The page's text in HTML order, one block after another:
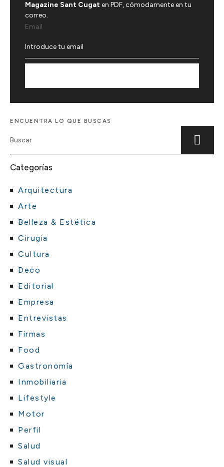
Magazine Sant Cugaten PDF, cómodamente en tu
correo.
Email
ENCUENTRA LO QUE BUSCAS
Categorías
Arquitectura
Arte
Belleza & Estética
Cirugia
Cultura
Deco
Editorial
Empresa
Entrevistas
Firmas
Food
Gastronomía
Inmobiliaria
Lifestyle
Motor
Perfil
Salud
Salud visual